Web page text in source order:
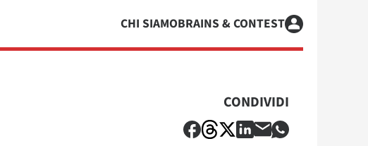
CHI SIAMOBRAINS & CONTEST
CONDIVIDI